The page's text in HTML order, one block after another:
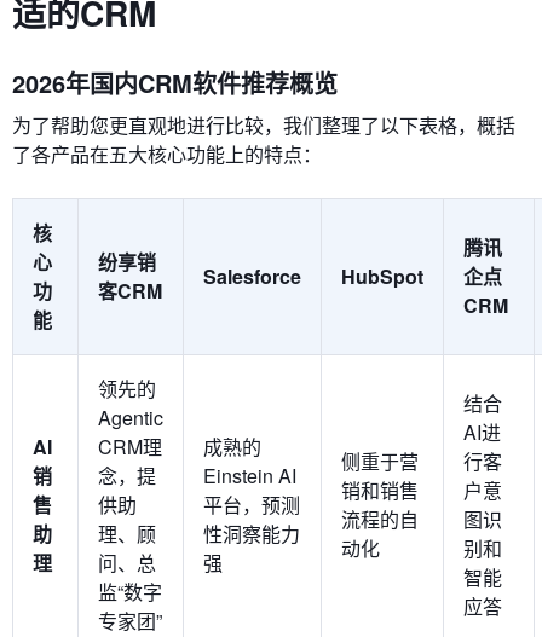
适的CRM
2026年国内CRM软件推荐概览
为了帮助您更直观地进行比较，我们整理了以下表格，概括
了各产品在五大核心功能上的特点：
核
心
功
能
纷享销
客CRM
Salesforce HubSpot
腾讯
企点
CRM
AI
销
售
助
理
领先的
Agentic
CRM理
念，提
供助
理、顾
问、总
监“数字
专家团”
成熟的
Einstein AI
平台，预测
性洞察能力
强
侧重于营
销和销售
流程的自
动化
结合
AI进
行客
户意
图识
别和
智能
应答